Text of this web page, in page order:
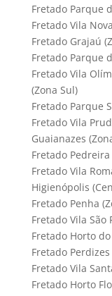
Fretado Parque
Fretado Vila
Fretado Grajaú
Fretado Parque
Fretado Vila
(Zona Sul)
Fretado Parque
Fretado Vila
Guaianazes
Fretado Pedreira
Fretado Vila
Higienópolis
Fretado Penha
Fretado Vila São
Fretado Horto
Fretado
Fretado Vila
Fretado Horto